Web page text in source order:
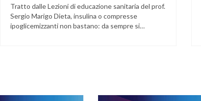
Tratto dalle Lezioni di educazione sanitaria del prof.
Sergio Marigo Dieta, insulina o compresse
ipoglicemizzanti non bastano: da sempre si